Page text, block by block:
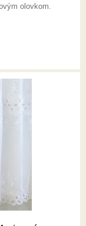
olovkom.